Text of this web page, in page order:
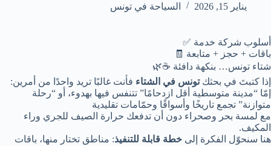
يناير 15, 2026 السياحة في تونس
أسلوب شركة خدمة ✅
باقات + حجز + متابعة 🧾
شتاء تونس… بنكهة دافئة ☕🌿
إذا كتبتَ في بحثكتونس في الشتاء فأنت غالبًا تريد واحدًا من أمرين:
إمّا “مدينة متوسطية أقل ازدحامًا” تتنفس فيها بهدوء، أو “رحلة
متوازنة” تجمع تاريخًا وأسواقًا وحمّامات تقليدية
مع لمسة بحر وصحراء دون أن تدفعك حرارة الصيف للجري وراء
المكيف.
هنا سنحوّل الفكرة إلى خطة قابلة للتنفيذ: مناطق تختار منها، باقات